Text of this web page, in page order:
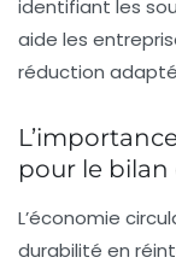
identifiant les
aide les
réduction
pour le
L’économie
durabilité en